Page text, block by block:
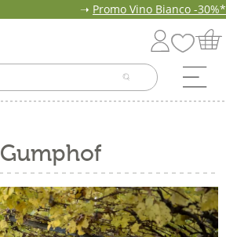
➝ Promo Vino Bianco -30%*
Gumphof